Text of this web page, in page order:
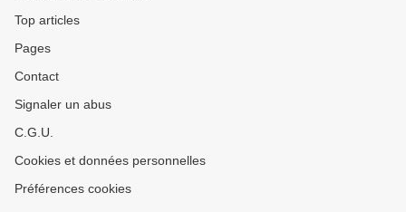
Top articles
Pages
Contact
Signaler un abus
C.G.U.
Cookies et données personnelles
Préférences cookies